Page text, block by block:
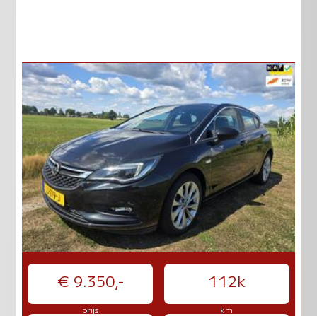
€ 9.350,- 112k
prijs km